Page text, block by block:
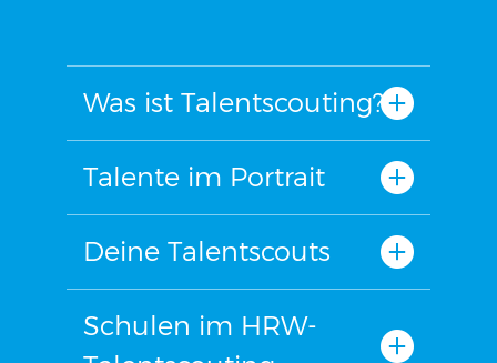
Was ist Talentscouting?
Talente im Portrait
Deine Talentscouts
Schulen im HRW-